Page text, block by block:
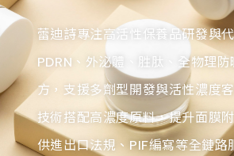
蕾迪詩專注高活性保養品研發與
PDRN、外泌體、胜肽、全物理
方，支援多劑型開發與活性濃度
技術搭配高濃度原料，提升面膜
供進出口法規、PIF編寫等全鏈路